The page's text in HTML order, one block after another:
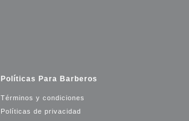
Políticas Para Barberos
Términos y condiciones
Políticas de privacidad